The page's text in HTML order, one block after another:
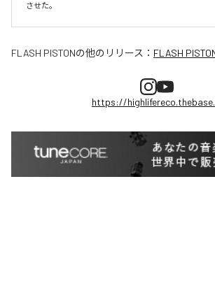
させた。
FLASH PISTONの他のリリース： FLASH
https://